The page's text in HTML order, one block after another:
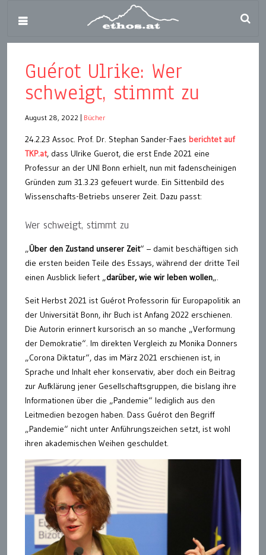
Guérot Ulrike: Wer
schweigt, stimmt zu
August 28, 2022 Bücher
24.2.23 Assoc. Prof. Dr. Stephan Sander-Faes berichtet auf
TKP.at, dass Ulrike Guerot, die erst Ende 2021 eine
Professur an der UNI Bonn erhielt, nun mit fadenscheinigen
Gründen zum 31.3.23 gefeuert wurde. Ein Sittenbild des
Wissenschafts-Betriebs unserer Zeit. Dazu passt:
Wer schweigt, stimmt zu
„Über den Zustand unserer Zeit“ – damit beschäftigen sich
die ersten beiden Teile des Essays, während der dritte Teil
einen Ausblick liefert „darüber, wie wir leben wollen„.
Seit Herbst 2021 ist Guérot Professorin für Europapolitik an
der Universität Bonn, ihr Buch ist Anfang 2022 erschienen.
Die Autorin erinnert kursorisch an so manche „Verformung
der Demokratie“. Im direkten Vergleich zu Monika Donners
„Corona Diktatur“, das im März 2021 erschienen ist, in
Sprache und Inhalt eher konservativ, aber doch ein Beitrag
zur Aufklärung jener Gesellschaftsgruppen, die bislang ihre
Informationen über die „Pandemie“ lediglich aus den
Leitmedien bezogen haben. Dass Guérot den Begriff
„Pandemie“ nicht unter Anführungszeichen setzt, ist wohl
ihren akademischen Weihen geschuldet.